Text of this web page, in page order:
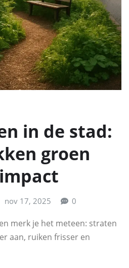
in de stad:
groen
nov 17, 2025 0
merk je het meteen: straten
aan, ruiken frisser en